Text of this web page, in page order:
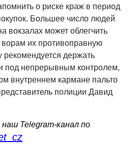
о риске краж в период
Большее число людей
вокзалах может облегчить
их противоправную
рекомендуется держать
под непрерывным контролем,
внутреннем кармане пальто
полиции Давид
Telegram-канал по